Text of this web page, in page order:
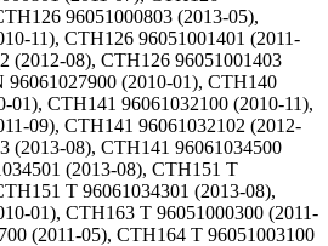
96051000803 (2013-05),
11), CTH126 96051001401 (2011-
(2012-08), CTH126 96051001403
(2010-01), CTH140
01), CTH141 96061032100 (2010-11),
09), CTH141 96061032102 (2012-
(2013-08), CTH141 96061034500
(2013-08), CTH151 T
T 96061034301 (2013-08),
01), CTH163 T 96051000300 (2011-
(2011-05), CTH164 T 96051003100